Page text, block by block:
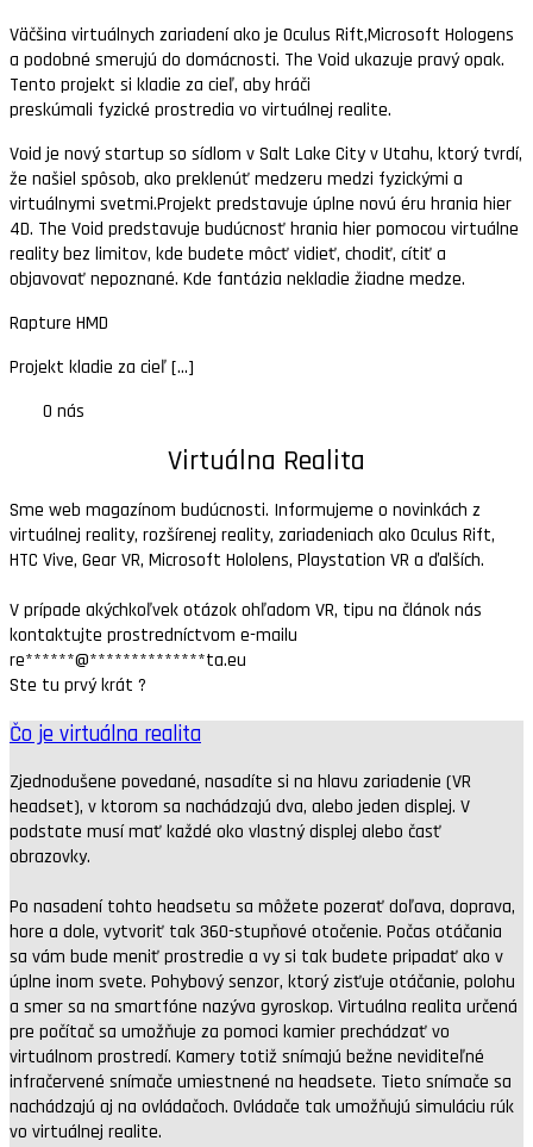
Väčšina virtuálnych zariadení ako je Oculus Rift,Microsoft Hologens
a podobné smerujú do domácnosti. The Void ukazuje pravý opak.
Tento projekt si kladie za cieľ, aby hráči
preskúmali fyzické prostredia vo virtuálnej realite.
Void je nový startup so sídlom v Salt Lake City v Utahu, ktorý tvrdí,
že našiel spôsob, ako preklenúť medzeru medzi fyzickými a
virtuálnymi svetmi.Projekt predstavuje úplne novú éru hrania hier
4D. The Void predstavuje budúcnosť hrania hier pomocou virtuálne
reality bez limitov, kde budete môcť vidieť, chodiť, cítiť a
objavovať nepoznané. Kde fantázia nekladie žiadne medze.
Rapture HMD
Projekt kladie za cieľ [...]
O nás
Virtuálna Realita
Sme web magazínom budúcnosti. Informujeme o novinkách z
virtuálnej reality, rozšírenej reality, zariadeniach ako Oculus Rift,
HTC Vive, Gear VR, Microsoft Hololens, Playstation VR a ďalších.
V prípade akýchkoľvek otázok ohľadom VR, tipu na článok nás
kontaktujte prostredníctvom e-mailu
re******@**************ta.eu
Ste tu prvý krát ?
Čo je virtuálna realita
Zjednodušene povedané, nasadíte si na hlavu zariadenie (VR
headset), v ktorom sa nachádzajú dva, alebo jeden displej. V
podstate musí mať každé oko vlastný displej alebo časť
obrazovky.
Po nasadení tohto headsetu sa môžete pozerať doľava, doprava,
hore a dole, vytvoriť tak 360-stupňové otočenie. Počas otáčania
sa vám bude meniť prostredie a vy si tak budete pripadať ako v
úplne inom svete. Pohybový senzor, ktorý zisťuje otáčanie, polohu
a smer sa na smartfóne nazýva gyroskop. Virtuálna realita určená
pre počítač sa umožňuje za pomoci kamier prechádzať vo
virtuálnom prostredí. Kamery totiž snímajú bežne neviditeľné
infračervené snímače umiestnené na headsete. Tieto snímače sa
nachádzajú aj na ovládačoch. Ovládače tak umožňujú simuláciu rúk
vo virtuálnej realite.